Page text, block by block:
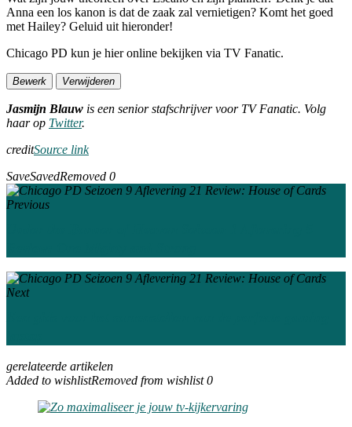
Anna een los kanon is dat de zaak zal vernietigen? Komt het goed
met Hailey? Geluid uit hieronder!
Chicago PD kun je hier online bekijken via TV Fanatic.
Bewerk Verwijderen
Jasmijn Blauw is een senior stafschrijver voor TV Fanatic. Volg
haar op Twitter.
creditSource link
SaveSavedRemoved 0
Previous
Next
gerelateerde artikelen
Added to wishlistRemoved from wishlist 0